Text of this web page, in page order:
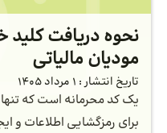
نحوه دریافت
مودیان مالیاتی
تاریخ انتشار : 1 مرداد 1405
یک کد محرمانه است که
برای رمزگشایی اطلاعات و